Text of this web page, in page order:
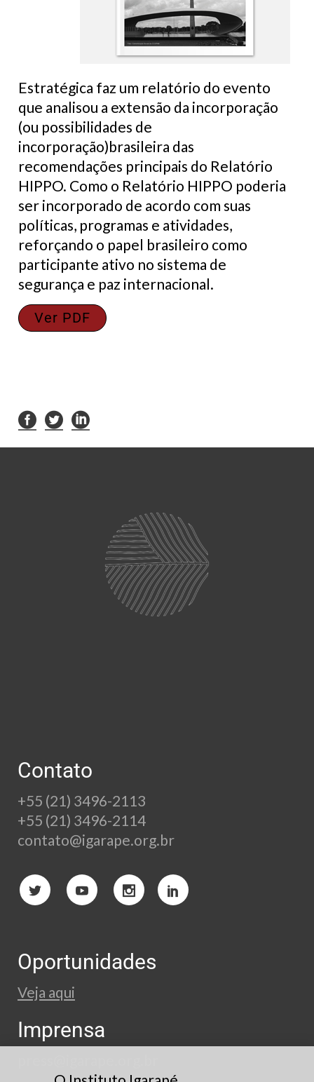
Estratégica faz um relatório do evento
que analisou a extensão da incorporação
(ou possibilidades de
incorporação)brasileira das
recomendações principais do Relatório
HIPPO. Como o Relatório HIPPO poderia
ser incorporado de acordo com suas
políticas, programas e atividades,
reforçando o papel brasileiro como
participante ativo no sistema de
segurança e paz internacional.
Ver PDF
Contato
+55 (21) 3496-2113
+55 (21) 3496-2114
contato@igarape.org.br
Oportunidades
Veja aqui
Imprensa